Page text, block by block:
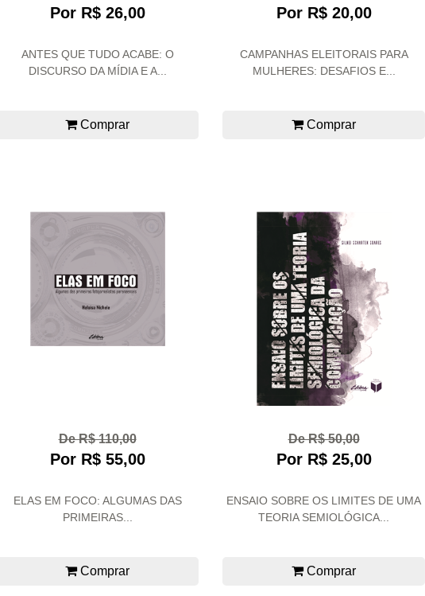
Por R$ 26,00
ANTES QUE TUDO ACABE: O
DISCURSO DA MÍDIA E A...
Comprar
Por R$ 20,00
CAMPANHAS ELEITORAIS PARA
MULHERES: DESAFIOS E...
Comprar
De R$ 110,00
Por R$ 55,00
ELAS EM FOCO: ALGUMAS DAS
PRIMEIRAS...
Comprar
De R$ 50,00
Por R$ 25,00
ENSAIO SOBRE OS LIMITES DE UMA
TEORIA SEMIOLÓGICA...
Comprar